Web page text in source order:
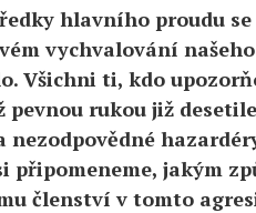
hlavního proudu
vychvalování
Všichni ti, kdo
pevnou rukou již
nezodpovědné
připomeneme, jakým
členství v tomto